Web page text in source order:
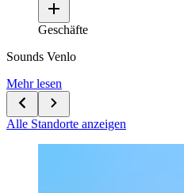
Geschäfte
Sounds Venlo
Mehr lesen
Alle Standorte anzeigen